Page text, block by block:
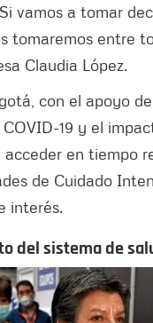
vamos a tomar
tomaremos entre
Claudia López.
con el apoyo
19 y el
en tiempo
de Cuidado
interés.
del sistema de